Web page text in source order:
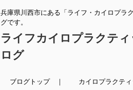
兵庫県川西市にある「ライフ・カイロプラ
グです。
ライフカイロプラクテ
ログ
ブログトップ ｜ カイロプラクテ